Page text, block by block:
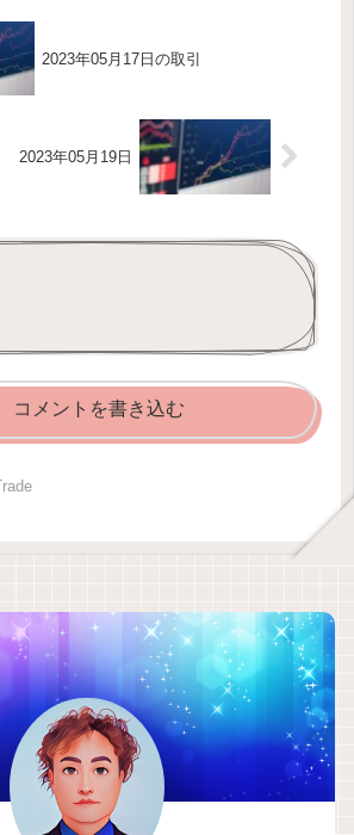
2023年05月17日の取引
2023年05月19日
コメントを書き込む